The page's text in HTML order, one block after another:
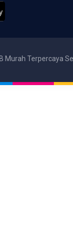
Murah Terpercaya